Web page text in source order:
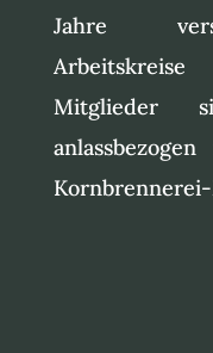
Jahre
Mitglieder